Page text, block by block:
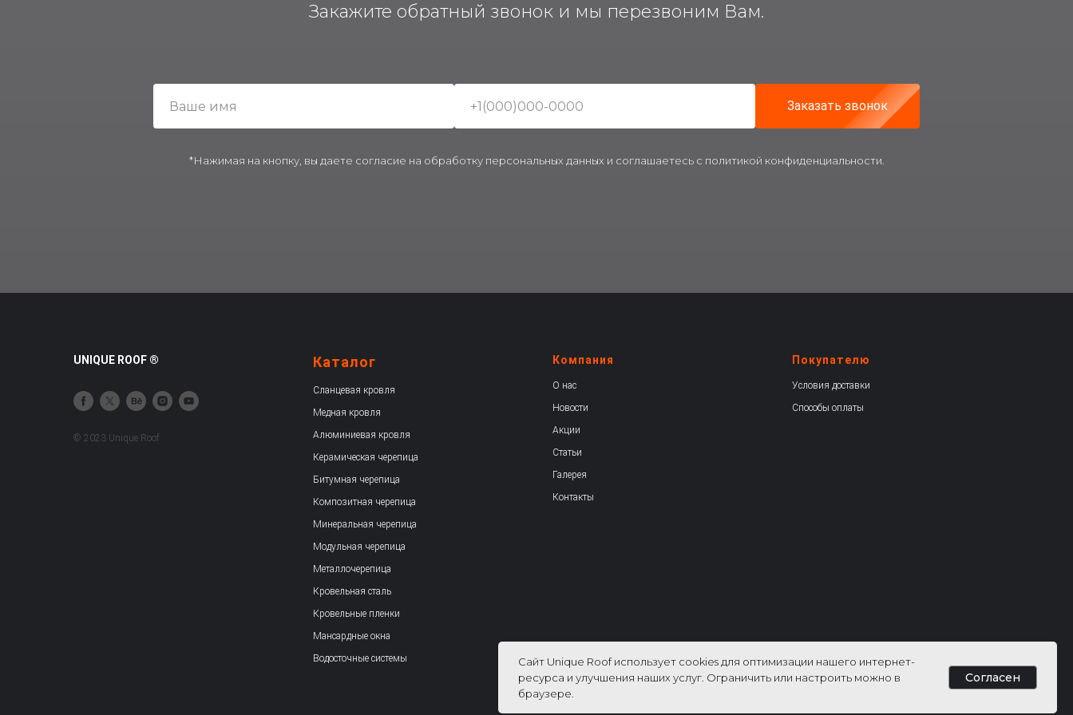
Закажите обратный звонок и мы перезвоним Вам.
Заказать звонок
*Нажимая на кнопку, вы даете согласие на обработку персональных данных и соглашаетесь c политикой конфиденциальности.
UNIQUE ROOF ®
© 2023 Unique Roof
Каталог
Сланцевая кровля
Медная кровля
Алюминиевая кровля
Керамическая черепица
Битумная черепица
Композитная черепица
Минеральная черепица
Модульная черепица
Металлочерепица
Кровельная сталь
Кровельные пленки
Мансардные окна
Водосточные системы
Компания
О нас
Новости
Акции
Статьи
Галерея
Контакты
Покупателю
Условия доставки
Способы оплаты
Сайт Unique Roof использует cookies для оптимизации нашего интернет-
ресурса и улучшения наших услуг. Ограничить или настроить можно в
браузере.
Согласен